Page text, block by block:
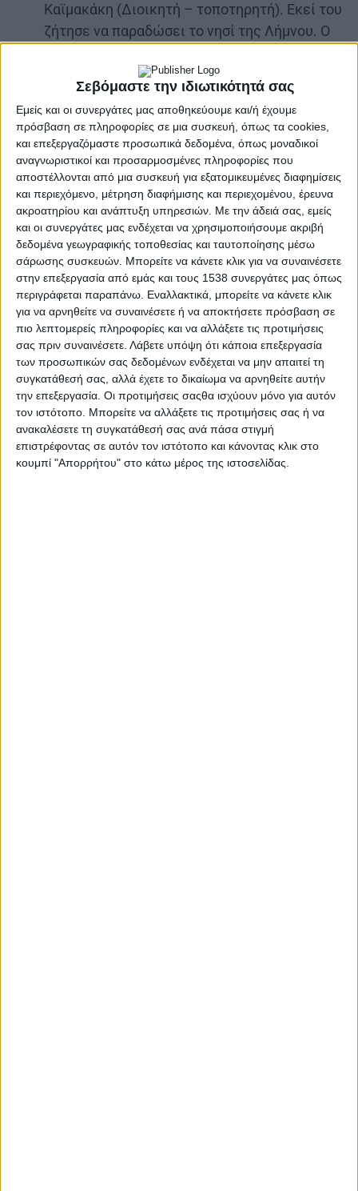
Σεβόμαστε την ιδιωτικότητά σας
Εμείς και οι συνεργάτες μας αποθηκεύουμε και/ή έχουμε
πρόσβαση σε πληροφορίες σε μια συσκευή, όπως τα cookies,
και επεξεργαζόμαστε προσωπικά δεδομένα, όπως μοναδικοί
αναγνωριστικοί και προσαρμοσμένες πληροφορίες που
αποστέλλονται από μια συσκευή για εξατομικευμένες διαφημίσεις
και περιεχόμενο, μέτρηση διαφήμισης και περιεχομένου, έρευνα
ακροατηρίου και ανάπτυξη υπηρεσιών. Με την άδειά σας, εμείς
και οι συνεργάτες μας ενδέχεται να χρησιμοποιήσουμε ακριβή
δεδομένα γεωγραφικής τοποθεσίας και ταυτοποίησης μέσω
σάρωσης συσκευών. Μπορείτε να κάνετε κλικ για να συναινέσετε
στην επεξεργασία από εμάς και τους 1538 συνεργάτες μας όπως
περιγράφεται παραπάνω. Εναλλακτικά, μπορείτε να κάνετε κλικ
για να αρνηθείτε να συναινέσετε ή να αποκτήσετε πρόσβαση σε
πιο λεπτομερείς πληροφορίες και να αλλάξετε τις προτιμήσεις
σας πριν συναινέσετε. Λάβετε υπόψη ότι κάποια επεξεργασία
των προσωπικών σας δεδομένων ενδέχεται να μην απαιτεί τη
συγκατάθεσή σας, αλλά έχετε το δικαίωμα να αρνηθείτε αυτήν
την επεξεργασία. Οι προτιμήσεις σαςθα ισχύουν μόνο για αυτόν
τον ιστότοπο. Μπορείτε να αλλάξετε τις προτιμήσεις σας ή να
ανακαλέσετε τη συγκατάθεσή σας ανά πάσα στιγμή
επιστρέφοντας σε αυτόν τον ιστότοπο και κάνοντας κλικ στο
κουμπί "Απορρήτου" στο κάτω μέρος της ιστοσελίδας.
Καϊμακάκη (Διοικητή – τοποτηρητή). Εκεί του
ζήτησε να παραδώσει το νησί της Λήμνου. Ο
αγνοούσε την κήρυξη του πολέμου,
προσπαθώντας να κερδίσει χρόνο,
ευελπιστώντας σε τουρκική βοήθεια. Οι
Λήμνιοι, μόλις είδαν τον Ελληνικό στόλο έξω
από το Κάστρο, άρχισαν να πανηγυρίζουν,
μπήκαν σε βάρκες και έσπευσαν να
υποδεχτούν το στόλο.
Στις 8 Οκτωβρίου 1912 πεντακόσιοι άνδρες
με αρχηγό τον Συνταγματάρχη Κονταράτο
αποβιβάζεται στο νησί στη θέση Μεγάλα
Βράχια κοντά στα Λέρα (σημ. Άγιος
Δημήτριος) και κατέλαβε το κάστρο της
Λήμνου (Μύρινα). Οι Τούρκοι δεν
αντιστάθηκαν σθεναρά. Όλη η επιχείρηση
ήταν αναίμακτη. Στο Κάστρο έγινε επίσημη
έπαρση της Ελληνικής σημαίας. Η Τουρκική
φρουρά που αριθμούσε περίπου 50 άνδρες
παραδόθηκε. Ο Κουντουριώτης «κήρυξε» το